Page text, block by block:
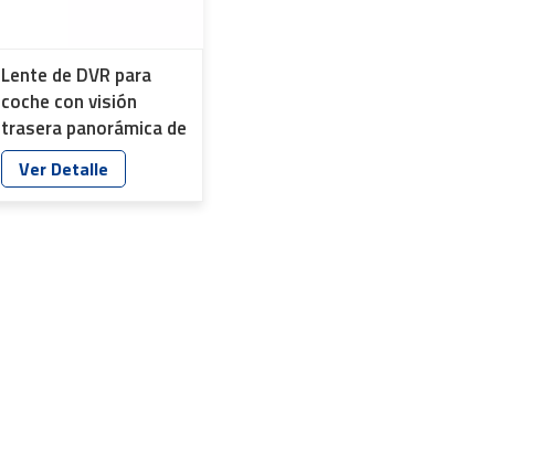
Lente de DVR para
coche con visión
trasera panorámica de
360°, iris fijo, IP67 HD
YT-7042P-F1
Ver Detalle